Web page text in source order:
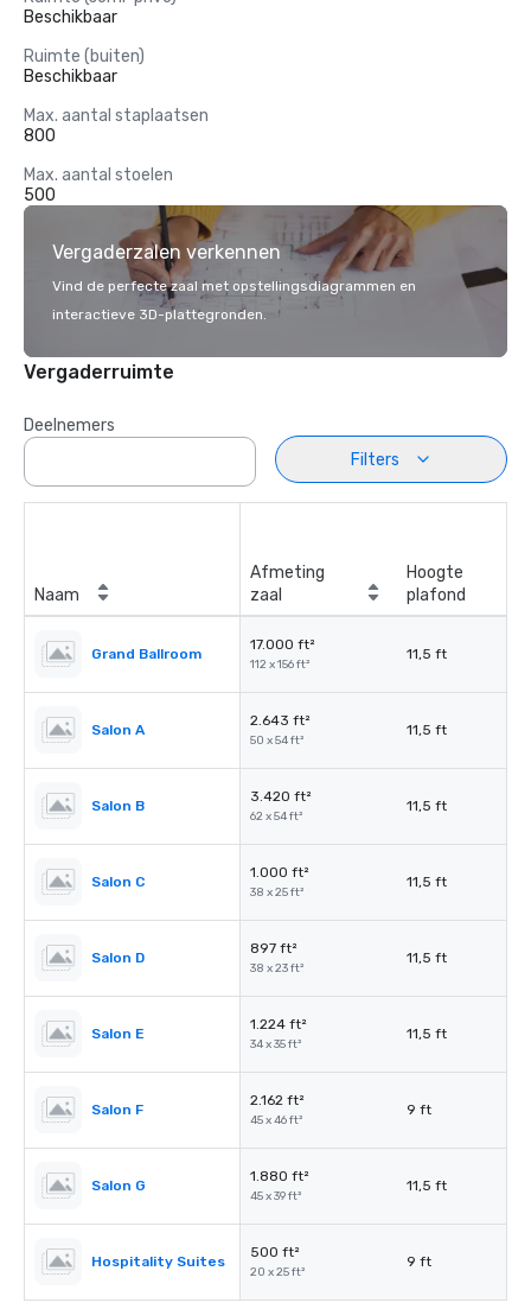
Beschikbaar
Ruimte (buiten)
Beschikbaar
Max. aantal staplaatsen
800
Max. aantal stoelen
500
Vergaderzalen verkennen
Vind de perfecte zaal met opstellingsdiagrammen en
interactieve 3D-plattegronden.
Vergaderruimte
Deelnemers
Filters
Naam
Afmeting
zaal
Hoogte
plafond
Grand Ballroom
17.000 ft²
112 x 156 ft²
11,5 ft
Salon A
2.643 ft²
50 x 54 ft²
11,5 ft
Salon B
3.420 ft²
62 x 54 ft²
11,5 ft
Salon C
1.000 ft²
38 x 25 ft²
11,5 ft
Salon D
897 ft²
38 x 23 ft²
11,5 ft
Salon E
1.224 ft²
34 x 35 ft²
11,5 ft
Salon F
2.162 ft²
45 x 46 ft²
9 ft
Salon G
1.880 ft²
45 x 39 ft²
11,5 ft
Hospitality Suites
500 ft²
20 x 25 ft²
9 ft